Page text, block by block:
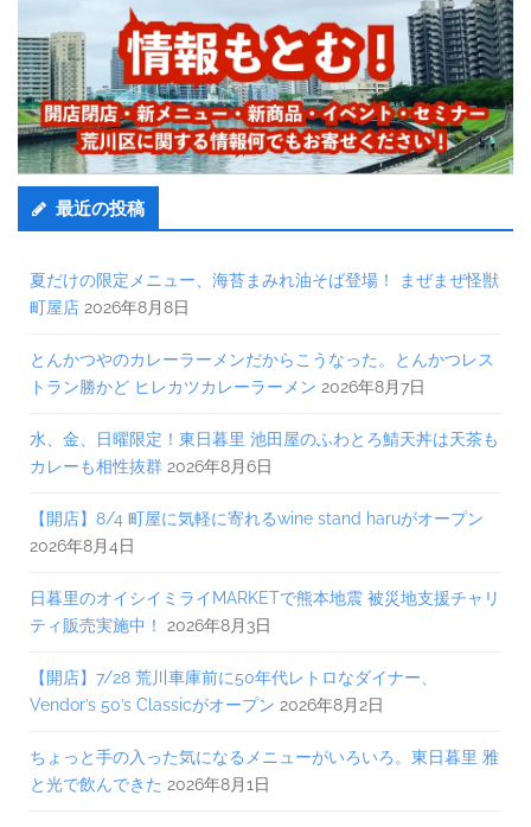
最近の投稿
夏だけの限定メニュー、海苔まみれ油そば登場！ まぜまぜ怪獣
町屋店 2026年8月8日
とんかつやのカレーラーメンだからこうなった。とんかつレス
トラン勝かど ヒレカツカレーラーメン 2026年8月7日
水、金、日曜限定！東日暮里 池田屋のふわとろ鯖天丼は天茶も
カレーも相性抜群 2026年8月6日
【開店】8/4 町屋に気軽に寄れるwine stand haruがオープン
2026年8月4日
日暮里のオイシイミライMARKETで熊本地震 被災地支援チャリ
ティ販売実施中！
2026年8月3日
【開店】7/28 荒川車庫前に50年代レトロなダイナー、
Vendor’s 50’s Classicがオープン 2026年8月2日
ちょっと手の入った気になるメニューがいろいろ。東日暮里 雅
と光で飲んできた 2026年8月1日